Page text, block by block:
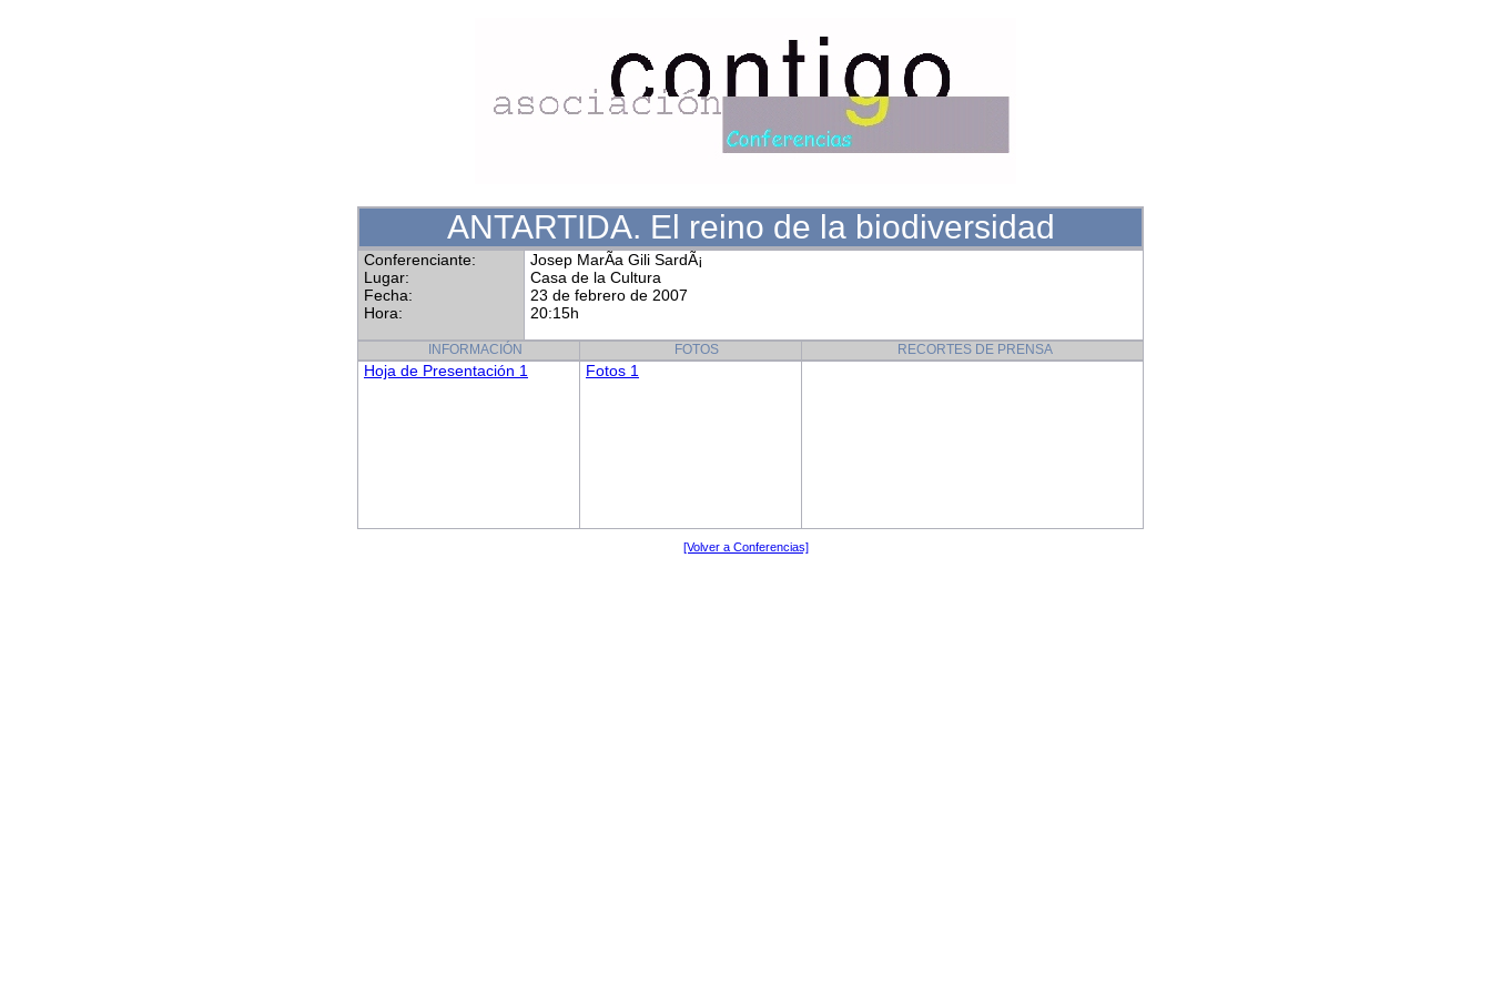
ANTARTIDA. El reino de la biodiversidad
Conferenciante:
Lugar:
Fecha:
Hora:
Josep MarÃ­a Gili SardÃ¡
Casa de la Cultura
23 de febrero de 2007
20:15h
INFORMACIÓN FOTOS RECORTES DE PRENSA
Hoja de Presentación 1 Fotos 1
[Volver a Conferencias]